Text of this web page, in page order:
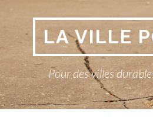
contenu
LA VILLE
Pour des villes